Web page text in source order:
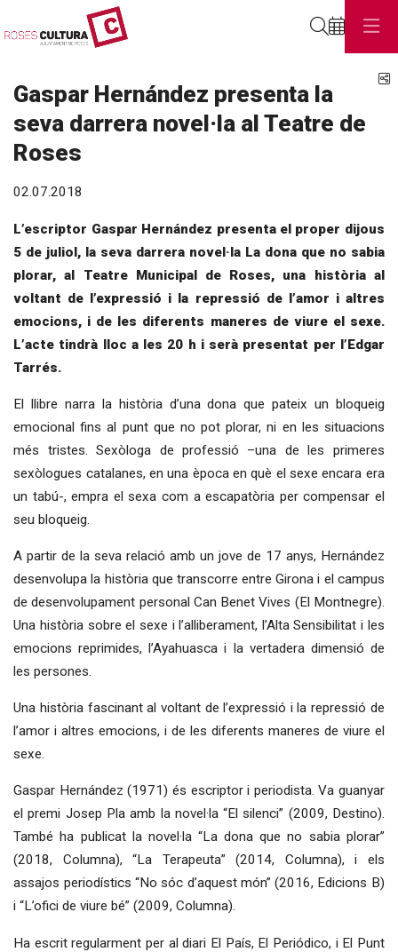
Gaspar Hernández presenta la
seva darrera novel·la al Teatre de
Roses
02.07.2018
L’escriptor Gaspar Hernández presenta el proper dijous
5 de juliol, la seva darrera novel·la La dona que no sabia
plorar, al Teatre Municipal de Roses, una història al
voltant de l’expressió i la repressió de l’amor i altres
emocions, i de les diferents maneres de viure el sexe.
L’acte tindrà lloc a les 20 h i serà presentat per l’Edgar
Tarrés.
El llibre narra la història d’una dona que pateix un bloqueig
emocional fins al punt que no pot plorar, ni en les situacions
més tristes. Sexòloga de professió –una de les primeres
sexòlogues catalanes, en una època en què el sexe encara era
un tabú-, empra el sexa com a escapatòria per compensar el
seu bloqueig.
A partir de la seva relació amb un jove de 17 anys, Hernández
desenvolupa la història que transcorre entre Girona i el campus
de desenvolupament personal Can Benet Vives (El Montnegre).
Una història sobre el sexe i l’alliberament, l’Alta Sensibilitat i les
emocions reprimides, l’Ayahuasca i la vertadera dimensió de
les persones.
Una història fascinant al voltant de l’expressió i la repressió de
l’amor i altres emocions, i de les diferents maneres de viure el
sexe.
Gaspar Hernández (1971) és escriptor i periodista. Va guanyar
el premi Josep Pla amb la novel·la “El silenci” (2009, Destino).
També ha publicat la novel·la “La dona que no sabia plorar”
(2018, Columna), “La Terapeuta” (2014, Columna), i els
assajos periodístics “No sóc d’aquest món” (2016, Edicions B)
i “L’ofici de viure bé” (2009, Columna).
Ha escrit regularment per al diari El País, El Periódico, i El Punt